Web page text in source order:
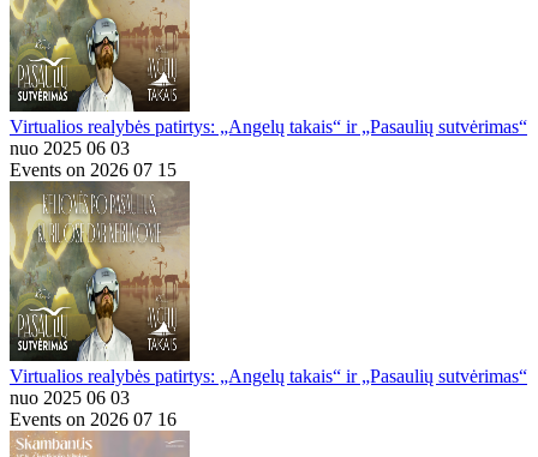
Virtualios realybės patirtys: „Angelų takais“ ir „Pasaulių sutvėrimas“
nuo 2025 06 03
Events on 2026 07 15
Virtualios realybės patirtys: „Angelų takais“ ir „Pasaulių sutvėrimas“
nuo 2025 06 03
Events on 2026 07 16